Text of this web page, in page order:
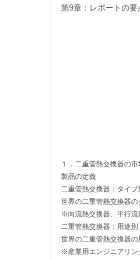
第9章：レポートの要
１．二重管熱交換器の
製品の定義
二重管熱交換器：タイプ
世界の二重管熱交換器の
※向流熱交換器、平行流
二重管熱交換器：用途別
世界の二重管熱交換器の
※産業用エンジニアリ